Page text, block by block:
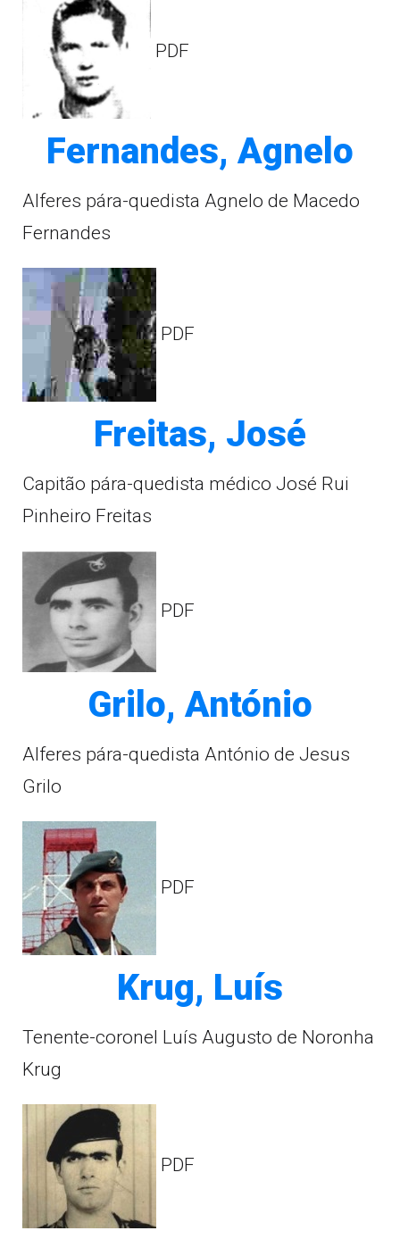
PDF
Fernandes, Agnelo
Alferes pára-quedista Agnelo de Macedo
Fernandes
PDF
Freitas, José
Capitão pára-quedista médico José Rui
Pinheiro Freitas
PDF
Grilo, António
Alferes pára-quedista António de Jesus
Grilo
PDF
Krug, Luís
Tenente-coronel Luís Augusto de Noronha
Krug
PDF